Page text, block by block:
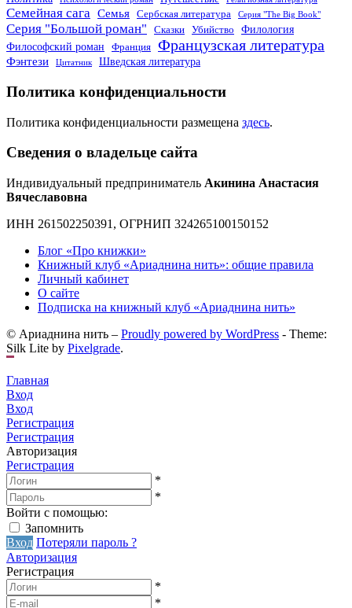
Семейная сага Семья Сербская литература Серия "The Big Book"
Серия "Большой роман" Сказки Убийство
Филология
Философский роман
Франция Французская литература
Фэнтези Цитатник Шведская литература
Политика конфиденциальности
Политика конфиденциальности размещена здесь.
Сведения о владельце сайта
Индивидуальный предприниматель Акинина Анастасия
Вячеславовна
ИНН 261502250391, ОГРНИП 324265100150152
Блог «Про книжки»
Книжный клуб «Ариаднина нить»: общие правила
Личный кабинет
О сайте
Подписка на книжный клуб «Ариаднина нить»
© Ариаднина нить – Proudly powered by WordPress - Theme:
Silk Lite by Pixelgrade.
Главная
Вход
Вход
Регистрация
Регистрация
Авторизация
Регистрация
*
*
Войти с помощью:
Запомнить
Вход Потеряли пароль ?
Авторизация
Регистрация
*
*